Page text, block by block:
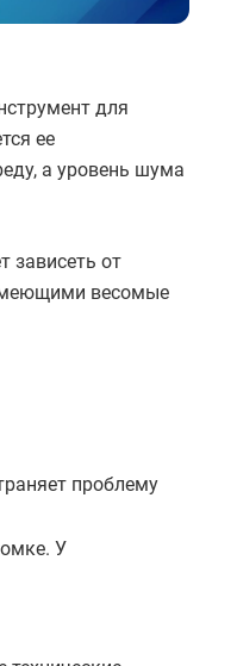
для
ее
а уровень шума
зависеть от
весомые
проблему
У